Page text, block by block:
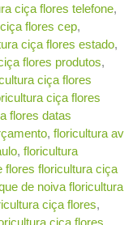
ciça flores telefone,
flores cep,
ciça flores estado,
flores produtos,
ciça flores
ciça flores
flores datas
, floricultura av
, floricultura
flores floricultura ciça
de noiva floricultura
ciça flores,